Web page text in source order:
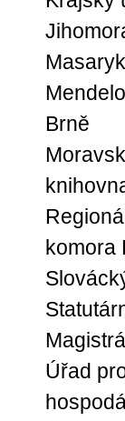
Brně
komora
Úřad